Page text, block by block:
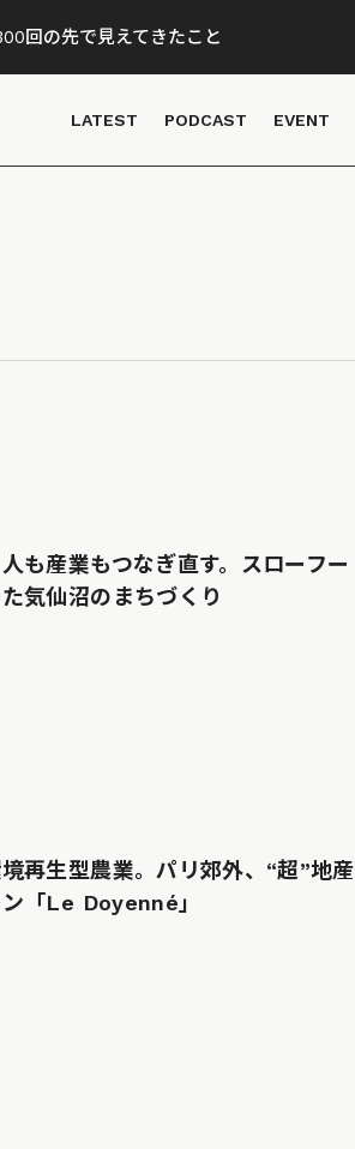
回の先で見えてきたこと
LATEST PODCAST EVENT
人も産業もつなぎ直す。スローフー
気仙沼のまちづくり
再生型農業。パリ郊外、“超”地産
「Le Doyenné」